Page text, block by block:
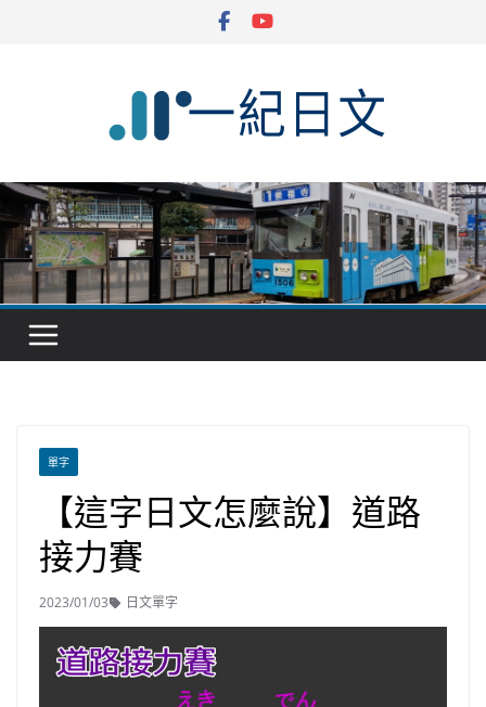
單字
【這字日文怎麼說】道路
接力賽
2023/01/03 日文單字